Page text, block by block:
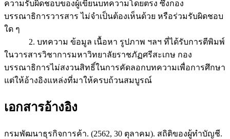
ความรับผิดชอบของผู้เขียนบทความโดยตรง ซึ่งกอง
บรรณาธิการวารสาร ไม่จำเป็นต้องเห็นด้วย หรือร่วมรับผิดชอบ
ใด ๆ
2. บทความ ข้อมูล เนื้อหา รูปภาพ ฯลฯ ที่ได้รับการตีพิมพ์
ในวารสารวิชาการมหาวิทยาลัยราชภัฏศรีสะเกษ กอง
บรรณาธิการไม่สงวนสิทธิ์ในการคัดลอกบทความเพื่อการศึกษา
แต่ให้อ้างอิงแหล่งที่มาให้ครบถ้วนสมบูรณ์
เอกสารอ้างอิง
กรมพัฒนาธุรกิจการค้า. (2562, 30 ตุลาคม). สถิติของผู้ทำบัญชี.